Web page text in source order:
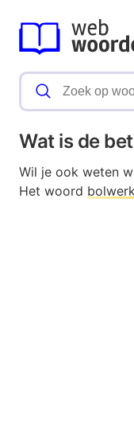
Wat is de
Wil je ook weten
Het woord